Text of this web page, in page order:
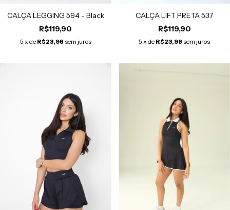
CALÇA LEGGING 594 - Black
R$119,90
5 x de R$23,98 sem juros
CALÇA LIFT PRETA 537
R$119,90
5 x de R$23,98 sem juros